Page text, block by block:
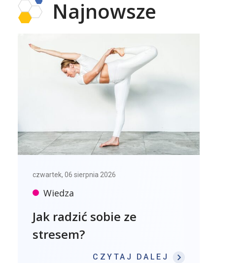
Najnowsze
czwartek, 06 sierpnia 2026
Wiedza
Jak radzić sobie ze
stresem?
CZYTAJ DALEJ : JAK RADZIĆ